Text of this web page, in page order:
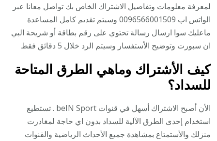
لمعرفة معلومات وتفاصيل الاشتراك الخاص بك تواصل معانا عبر
الواتس اب 0096566001509 وسيتم تقديم كامل المساعدة
ماعليك سوا ارسال رسالة تحتوي على رقم بطاقة أو شريحة البي
ان سبورت وتوضيح الأستفسار وسيتم الرد خلال 5 دقائق فقط
كيف الأشتراك وماهي الطرق المتاحة
للسداد؟
الأن أصبح الاشتراك أسهل في قنوات beIN Sport . تستطيع
استخدام إحدى الطرق الآلية للسداد بدون اي حاجة لمغادرت
منزلك والأستمتاع بمشاهدة جميع الأحداث الرياضية والقنوات